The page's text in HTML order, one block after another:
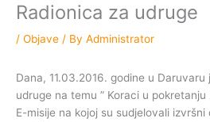
Radionica za udruge
/ Objave / By Administrator
Dana, 11.03.2016. godine u
udruge na temu ” Koraci u
E-misije na kojoj su sudjelovali